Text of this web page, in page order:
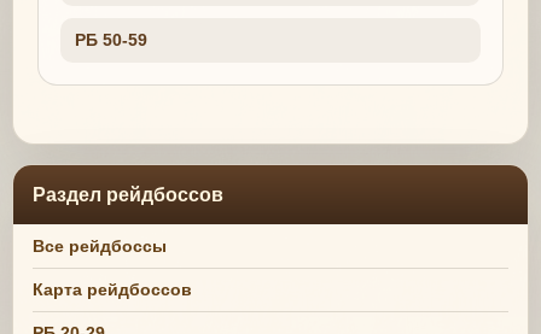
РБ 50-59
Раздел рейдбоссов
Все рейдбоссы
Карта рейдбоссов